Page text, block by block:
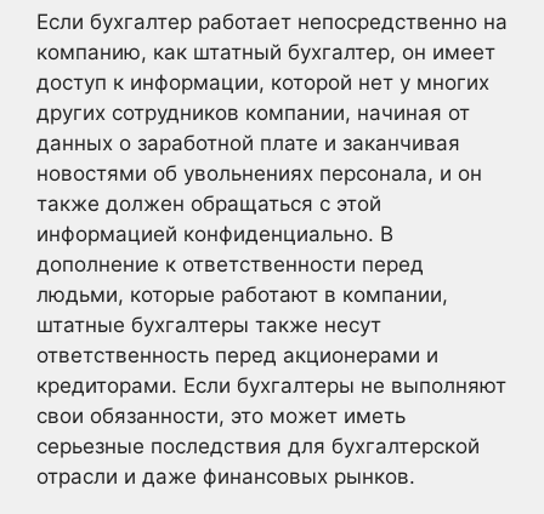
Если бухгалтер работает непосредственно на
компанию, как штатный бухгалтер, он имеет
доступ к информации, которой нет у многих
других сотрудников компании, начиная от
данных о заработной плате и заканчивая
новостями об увольнениях персонала, и он
также должен обращаться с этой
информацией конфиденциально. В
дополнение к ответственности перед
людьми, которые работают в компании,
штатные бухгалтеры также несут
ответственность перед акционерами и
кредиторами. Если бухгалтеры не выполняют
свои обязанности, это может иметь
серьезные последствия для бухгалтерской
отрасли и даже финансовых рынков.